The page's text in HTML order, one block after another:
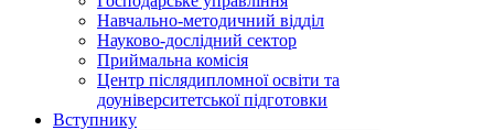
Навчально-методичний відділ
Науково-дослідний сектор
Приймальна комісія
Центр післядипломної освіти та
доуніверситетської підготовки
Вступнику